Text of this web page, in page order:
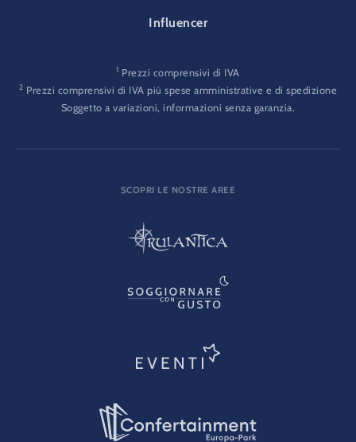
Influencer
1 Prezzi comprensivi di IVA
2 Prezzi comprensivi di IVA più spese amministrative e di spedizione
Soggetto a variazioni, informazioni senza garanzia.
SCOPRI LE NOSTRE AREE